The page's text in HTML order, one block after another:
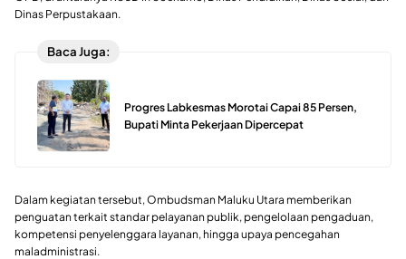
Dinas Perpustakaan.
Baca Juga:
Progres Labkesmas Morotai Capai 85 Persen,
Bupati Minta Pekerjaan Dipercepat
Dalam kegiatan tersebut, Ombudsman Maluku Utara memberikan
penguatan terkait standar pelayanan publik, pengelolaan pengaduan,
kompetensi penyelenggara layanan, hingga upaya pencegahan
maladministrasi.